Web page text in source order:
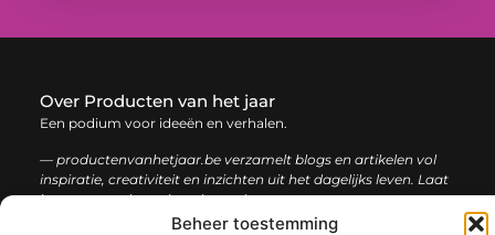
Beheer toestemming
Over Producten van het jaar
Een podium voor ideeën en verhalen.
— productenvanhetjaar.be verzamelt blogs en artikelen vol
inspiratie, creativiteit en inzichten uit het dagelijks leven. Laat
je verrassen door uiteenlopende content.